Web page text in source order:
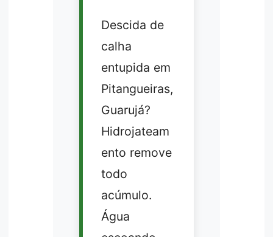
Descida de
calha
entupida em
Pitangueiras,
Guarujá?
Hidrojateam
ento remove
todo
acúmulo.
Água